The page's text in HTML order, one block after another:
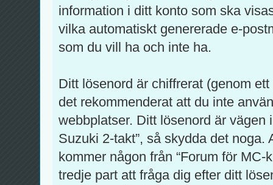
information i ditt konto som ska
vilka automatiskt genererade e-
som du vill ha och inte ha.
Ditt lösenord är chiffrerat (genom
det rekommenderat att du inte
webbplatser. Ditt lösenord är vägen
Suzuki 2-takt”, så skydda det
kommer någon från “Forum för
tredje part att fråga dig efter ditt